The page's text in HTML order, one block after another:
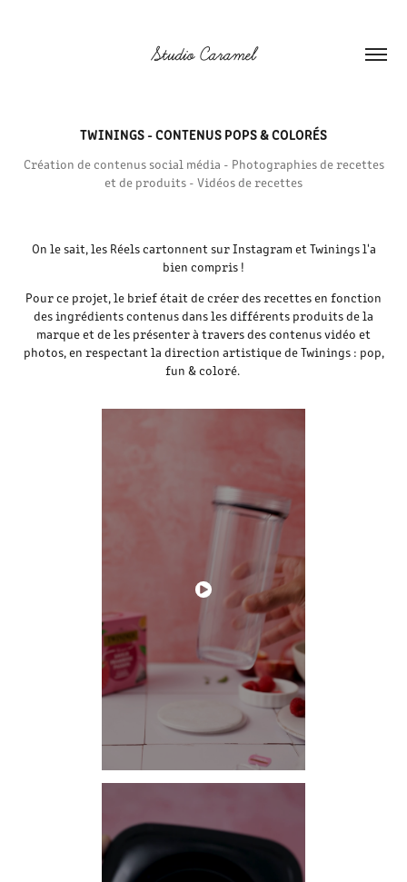
Studio Caramel
TWININGS - CONTENUS POPS & COLORÉS
Création de contenus social média - Photographies de recettes
et de produits - Vidéos de recettes
On le sait, les Réels cartonnent sur Instagram et Twinings l'a
bien compris !
Pour ce projet, le brief était de créer des recettes en fonction
des ingrédients contenus dans les différents produits de la
marque et de les présenter à travers des contenus vidéo et
photos, en respectant la direction artistique de Twinings : pop,
fun & coloré.